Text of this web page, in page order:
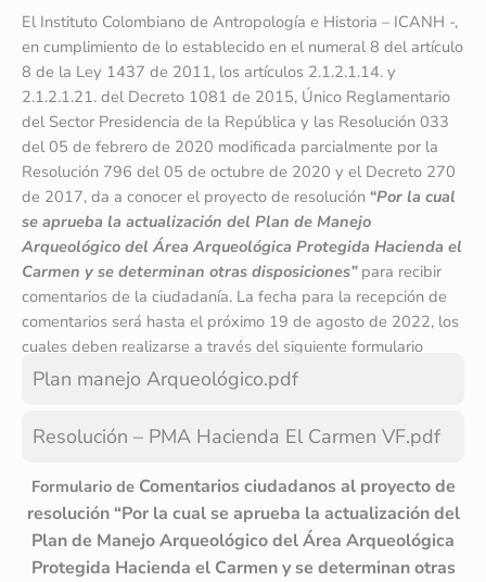
El Instituto Colombiano de Antropología e Historia – ICANH -,
en cumplimiento de lo establecido en el numeral 8 del artículo
8 de la Ley 1437 de 2011, los artículos 2.1.2.1.14. y
2.1.2.1.21. del Decreto 1081 de 2015, Único Reglamentario
del Sector Presidencia de la República y las Resolución 033
del 05 de febrero de 2020 modificada parcialmente por la
Resolución 796 del 05 de octubre de 2020 y el Decreto 270
de 2017, da a conocer el proyecto de resolución “Por la cual
se aprueba la actualización del Plan de Manejo
Arqueológico del Área Arqueológica Protegida Hacienda el
Carmen y se determinan otras disposiciones” para recibir
comentarios de la ciudadanía. La fecha para la recepción de
comentarios será hasta el próximo 19 de agosto de 2022, los
cuales deben realizarse a través del siguiente formulario
Formulario de Comentarios ciudadanos al proyecto de
resolución “Por la cual se aprueba la actualización del
Plan de Manejo Arqueológico del Área Arqueológica
Protegida Hacienda el Carmen y se determinan otras
Plan manejo Arqueológico.pdf
Resolución – PMA Hacienda El Carmen VF.pdf